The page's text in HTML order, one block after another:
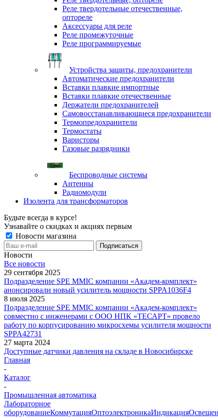
Реле твердотельные отечественные,
оптореле
Аксессуары для реле
Реле промежуточные
Реле программируемые
Устройства защиты, предохранители
Автоматические предохранители
Вставки плавкие импортные
Вставки плавкие отечественные
Держатели предохранителей
Самовосстанавливающиеся предохранители
Термопредохранители
Термостаты
Варисторы
Газовые разрядники
Беспроводные системы
Антенны
Радиомодули
Изолента для трансформаторов
Будьте всегда в курсе!
Узнавайте о скидках и акциях первым
Новости магазина
Новости
Все новости
29 сентября 2025
Подразделение SPE MMIC компании «Академ-комплект»
анонсировали новый усилитель мощности SPPA1036F4
8 июля 2025
Подразделение SPE MMIC компании «Академ-комплект»
совместно с инженерами с ООО НПК «ТЕСАРТ» провело
работу по корпусированию микросхемы усилителя мощности
SPPA42731
27 марта 2024
Доступные датчики давления на складе в Новосибирске
Главная
-
Каталог
-
Промышленная автоматика
Лабораторное
оборудованиеКоммутацияОптоэлектроникаИндикация